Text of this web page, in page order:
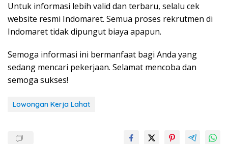
Untuk informasi lebih valid dan terbaru, selalu cek
website resmi Indomaret. Semua proses rekrutmen di
Indomaret tidak dipungut biaya apapun.
Semoga informasi ini bermanfaat bagi Anda yang
sedang mencari pekerjaan. Selamat mencoba dan
semoga sukses!
Lowongan Kerja Lahat